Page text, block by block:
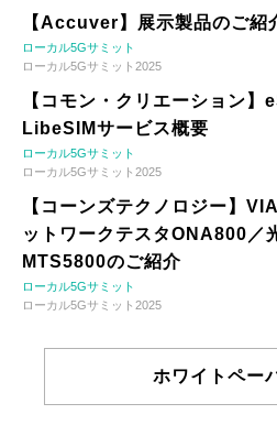
【Accuver】展示製品のご紹
ローカル5Gサミット
ローカル5Gサミット2025
【コモン・クリエーション
LibeSIMサービス概要
ローカル5Gサミット
ローカル5Gサミット2025
【コーンズテクノロジー】
ットワークテスタONA800／
MTS5800のご紹介
ローカル5Gサミット
ローカル5Gサミット2025
ホワイトペー